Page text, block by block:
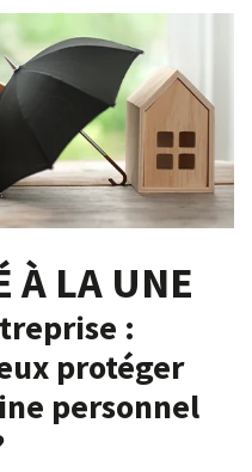
À LA UNE
:
protéger
personnel